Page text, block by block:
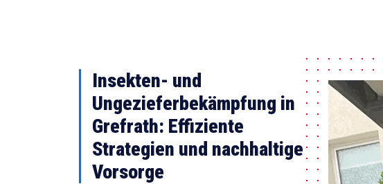
Insekten- und
Ungezieferbekämpfung in
Grefrath: Effiziente
Strategien und nachhaltige
Vorsorge